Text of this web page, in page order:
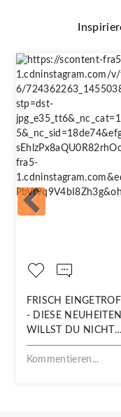
FRISCH
- DIESE NEUHEITEN
WILLST DU NICHT
VERPASSEN!
Kommentieren...